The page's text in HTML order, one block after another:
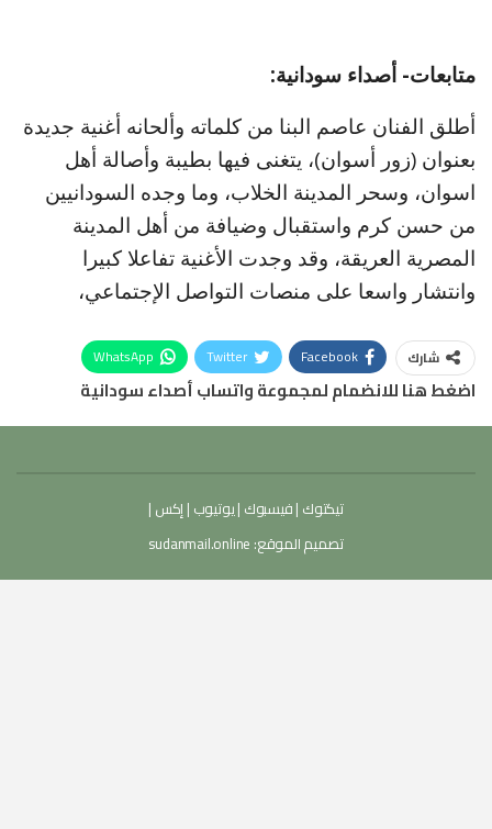
متابعات- أصداء سودانية:
أطلق الفنان عاصم البنا من كلماته وألحانه أغنية جديدة
بعنوان (زور أسوان)، يتغنى فيها بطيبة وأصالة أهل
اسوان، وسحر المدينة الخلاب، وما وجده السودانيين
من حسن كرم واستقبال وضيافة من أهل المدينة
المصرية العريقة، وقد وجدت الأغنية تفاعلا كبيرا
وانتشار واسعا على منصات التواصل الإجتماعي،
شارك Facebook
Twitter
WhatsApp
اضغط هنا للانضمام لمجموعة واتساب أصداء سودانية
تيكتوك |فيسبوك |يوتيوب |إكس |
تصميم الموقع: sudanmail.online